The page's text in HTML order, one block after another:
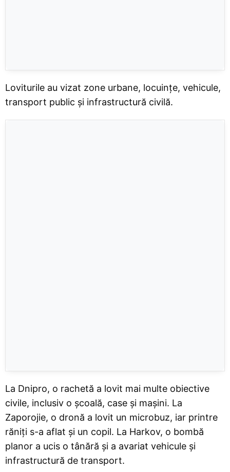
Loviturile au vizat zone urbane, locuințe, vehicule,
transport public și infrastructură civilă.
La Dnipro, o rachetă a lovit mai multe obiective
civile, inclusiv o școală, case și mașini. La
Zaporojie, o dronă a lovit un microbuz, iar printre
răniți s-a aflat și un copil. La Harkov, o bombă
planor a ucis o tânără și a avariat vehicule și
infrastructură de transport.